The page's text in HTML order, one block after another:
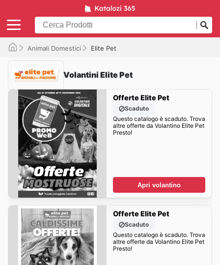
Animali Domestici Elite Pet
Volantini Elite Pet
Offerte Elite Pet
Scaduto
Questo catalogo è scaduto. Trova
altre offerte da Volantino Elite Pet
Presto!
Apri volantino
Offerte Elite Pet
Scaduto
Questo catalogo è scaduto. Trova
altre offerte da Volantino Elite Pet
Presto!